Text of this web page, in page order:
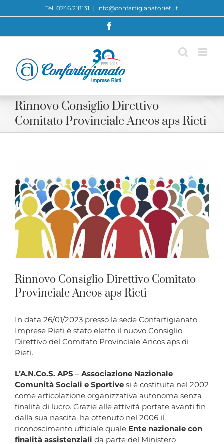
to
Tel. 0746.218131 | info@confartigianatorieti.it
Rinnovo Consiglio Direttivo
Comitato Provinciale Ancos aps Rieti
Larger
Image
Rinnovo Consiglio Direttivo Comitato
Provinciale Ancos aps Rieti
In data 26/01/2023 presso la sede Confartigianato
Imprese Rieti è stato eletto il nuovo Consiglio
Direttivo del Comitato Provinciale Ancos aps di
Rieti.
L’A.N.Co.S. APS – Associazione Nazionale
Comunità Sociali e Sportive si è costituita nel 2002
come articolazione organizzativa autonoma senza
finalità di lucro. Grazie alle attività portate avanti fin
dalla sua nascita, ha ottenuto nel 2006 il
riconoscimento ufficiale quale Ente nazionale con
finalità assistenziali da parte del Ministero